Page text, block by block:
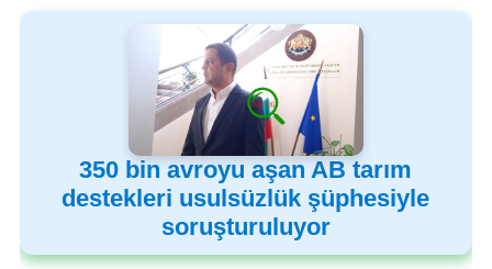
350 bin avroyu aşan AB tarım
destekleri usulsüzlük şüphesiyle
soruşturuluyor